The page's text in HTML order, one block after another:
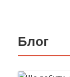
Блог